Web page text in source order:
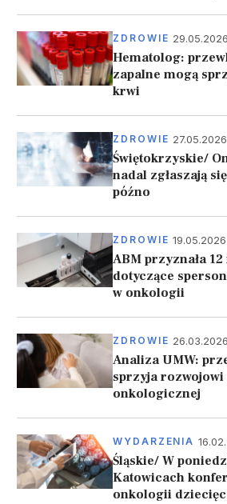
ZDROWIE 29.05.2026
Hematolog:
zapalne mogą
krwi
ZDROWIE 27.05.2026
Świętokrzyskie/
nadal zgłaszają
późno
ZDROWIE 19.05.2026
ABM przyznała
dotyczące
w onkologii
ZDROWIE 26.03.2026
Analiza UMW:
sprzyja
onkologicznej
WYDARZENIA
Śląskie/ W
Katowicach
onkologii